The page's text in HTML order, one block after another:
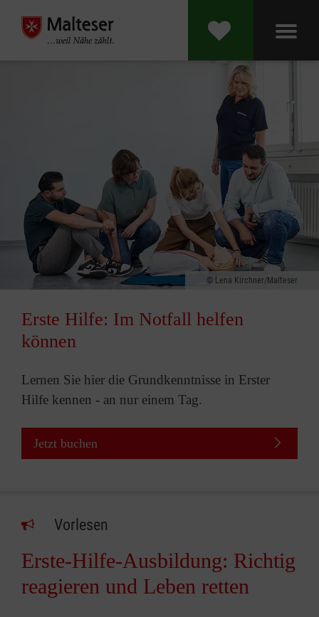
Lena Kirchner/Malteser
Erste Hilfe: Im Notfall helfen
können
Lernen Sie hier die Grundkenntnisse in Erster
Hilfe kennen - an nur einem Tag.
Jetzt buchen
Vorlesen
Erste-Hilfe-Ausbildung: Richtig
reagieren und Leben retten